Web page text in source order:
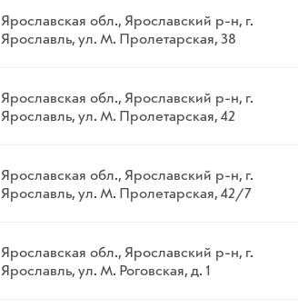
Ярославская обл., Ярославский р-н, г.
Ярославль, ул. М. Пролетарская, 38
Ярославская обл., Ярославский р-н, г.
Ярославль, ул. М. Пролетарская, 42
Ярославская обл., Ярославский р-н, г.
Ярославль, ул. М. Пролетарская, 42/7
Ярославская обл., Ярославский р-н, г.
Ярославль, ул. М. Роговская, д. 1